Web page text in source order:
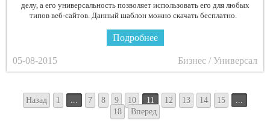
делу, а его универсальность позволяет использовать его для любых
типов веб-сайтов. Данный шаблон можно скачать бесплатно.
Подробнее
05-08-2015 Бизнес / Универсал
Назад 1 ... 7 8 9 10 11 12 13 14 15
...
18
Вперед